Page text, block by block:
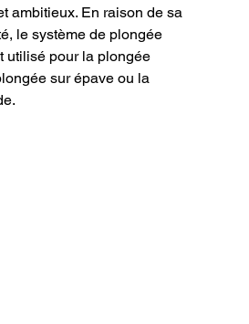
ambitieux. En raison de sa
le système de plongée
utilisé pour la plongée
sur épave ou la